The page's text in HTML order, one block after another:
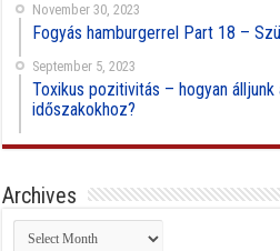
November 30, 2023
Fogyás hamburgerrel Part 18 –
September 5, 2023
Toxikus pozitivitás – hogyan
időszakokhoz?
Archives
Archives